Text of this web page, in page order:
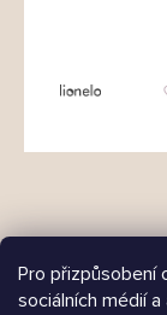
Pro přizpůsobení
sociálních médií